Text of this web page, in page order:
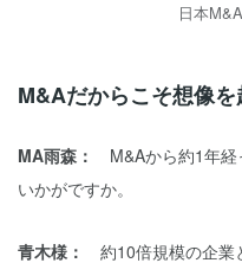
日本
M&Aだからこそ想像
MA雨森：
M&Aから約1年経
いかがですか。
青木様：
約10倍規模の企業